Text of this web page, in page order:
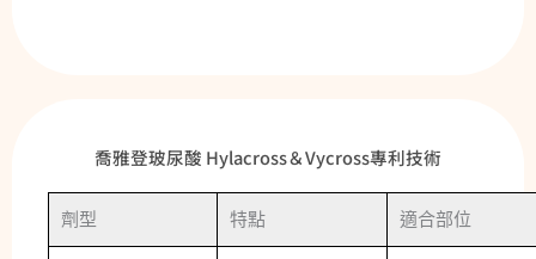
喬雅登玻尿酸 Hylacross＆Vycross專利技術
劑型 特點 適合部位